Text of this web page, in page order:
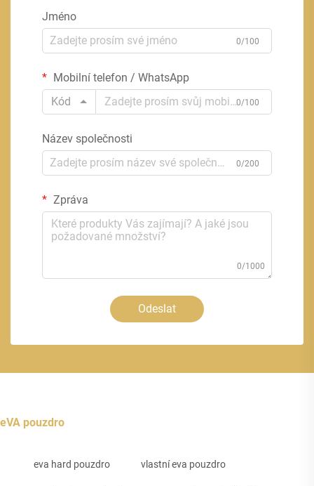
Jméno
0/100
Mobilní telefon / WhatsApp
Kód
0/100
Název společnosti
0/200
Zpráva
0/1000
Odeslat
eVA pouzdro
eva hard pouzdro vlastní eva pouzdro